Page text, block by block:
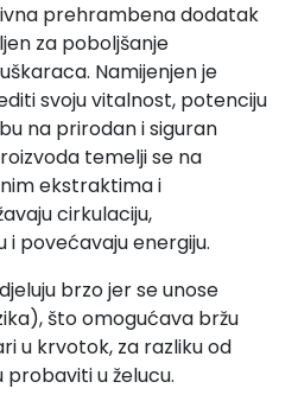
prehrambena dodatak
za poboljšanje
Namijenjen je
svoju vitalnost, potenciju
na prirodan i siguran
temelji se na
ekstraktima i
cirkulaciju,
povećavaju energiju.
brzo jer se unose
što omogućava bržu
u krvotok, za razliku od
u želucu.